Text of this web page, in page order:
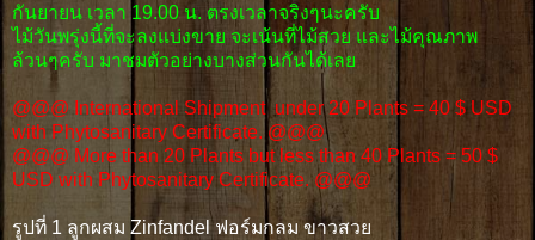
กันยายน เวลา 19.00 น. ตรงเวลาจริงๆนะครับ
ไม้วันพรุ่งนี้ที่จะลงแบ่งขาย จะเน้นที่ไม้สวย และไม้คุณภาพ
ล้วนๆครับ มาชมตัวอย่างบางส่วนกันได้เลย
@@@ International Shipment under 20 Plants = 40 $ USD
with Phytosanitary Certificate. @@@
@@@ More than 20 Plants but less than 40 Plants = 50 $
USD with Phytosanitary Certificate. @@@
รูปที่ 1 ลูกผสม Zinfandel ฟอร์มกลม ขาวสวย